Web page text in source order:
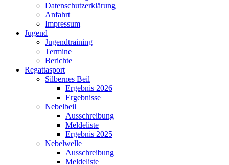
Datenschutzerklärung
Anfahrt
Impressum
Jugend
Jugendtraining
Termine
Berichte
Regattasport
Silbernes Beil
Ergebnis 2026
Ergebnisse
Nebelbeil
Ausschreibung
Meldeliste
Ergebnis 2025
Nebelwelle
Ausschreibung
Meldeliste